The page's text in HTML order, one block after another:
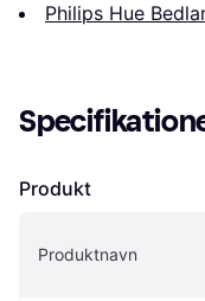
Philips Hue
Produkt
Produktnavn